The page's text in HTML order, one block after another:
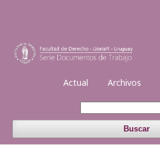
Actual Archivos
Buscar